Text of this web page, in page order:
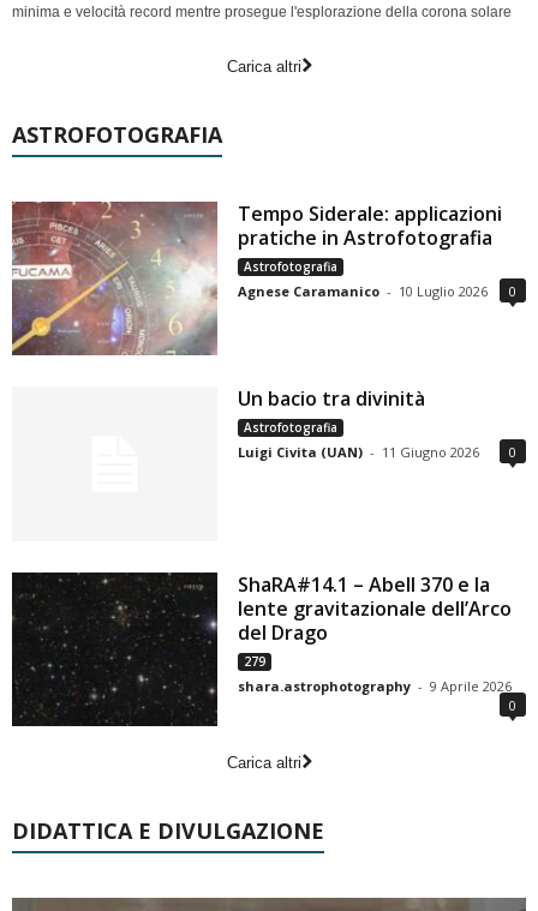
minima e velocità record mentre prosegue l'esplorazione della corona solare
Carica altri
ASTROFOTOGRAFIA
Tempo Siderale: applicazioni
pratiche in Astrofotografia
Astrofotografia
Agnese Caramanico - 10 Luglio 2026 0
Un bacio tra divinità
Astrofotografia
Luigi Civita (UAN) - 11 Giugno 2026 0
ShaRA#14.1 – Abell 370 e la
lente gravitazionale dell’Arco
del Drago
279
shara.astrophotography - 9 Aprile 2026
0
Carica altri
DIDATTICA E DIVULGAZIONE